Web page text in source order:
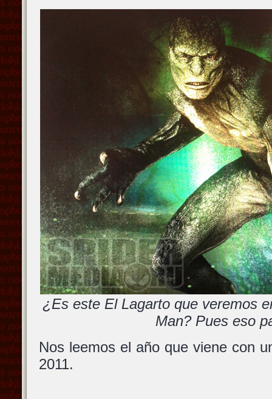
¿Es este El Lagarto que veremos
Man? Pues eso
Nos leemos el año que viene con
2011.